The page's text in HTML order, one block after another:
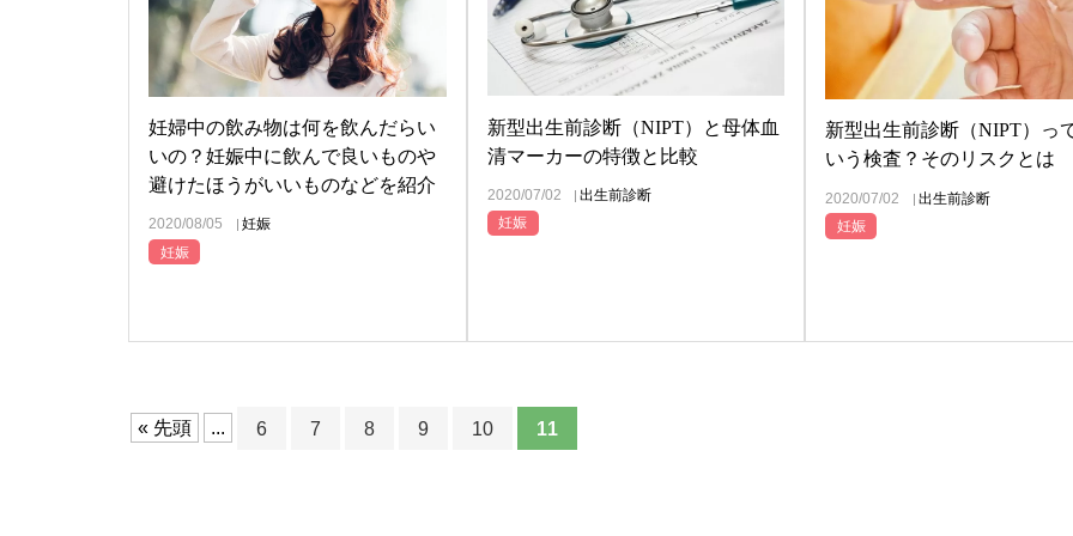
妊婦中の飲み物は何を飲んだらい
いの？妊娠中に飲んで良いものや
避けたほうがいいものなどを紹介
2020/08/05
妊娠
妊娠
新型出生前診断（NIPT）と母体血
清マーカーの特徴と比較
2020/07/02
出生前診断
妊娠
新型出生前診断（NIPT）っ
いう検査？そのリスクとは
2020/07/02
出生前診断
妊娠
« 先頭 ... 6 7 8 9 10 11